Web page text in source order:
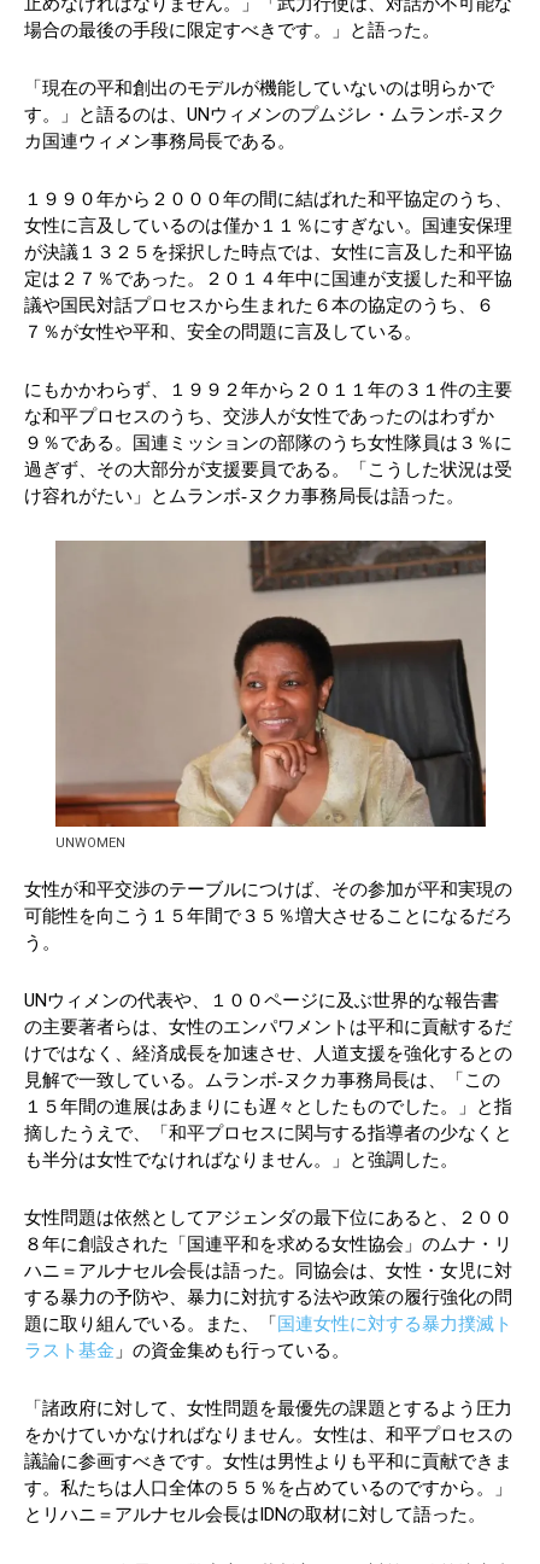
場合の最後の手段に限定すべきです。」と語った。
「現在の平和創出のモデルが機能していないのは明らかで
す。」と語るのは、UNウィメンのプムジレ・ムランボ‐ヌク
カ国連ウィメン事務局長である。
１９９０年から２０００年の間に結ばれた和平協定のうち、
女性に言及しているのは僅か１１％にすぎない。国連安保理
が決議１３２５を採択した時点では、女性に言及した和平協
定は２７％であった。２０１４年中に国連が支援した和平協
議や国民対話プロセスから生まれた６本の協定のうち、６
７％が女性や平和、安全の問題に言及している。
にもかかわらず、１９９２年から２０１１年の３１件の主要
な和平プロセスのうち、交渉人が女性であったのはわずか
９％である。国連ミッションの部隊のうち女性隊員は３％に
過ぎず、その大部分が支援要員である。「こうした状況は受
け容れがたい」とムランボ‐ヌクカ事務局長は語った。
UNWOMEN
女性が和平交渉のテーブルにつけば、その参加が平和実現の
可能性を向こう１５年間で３５％増大させることになるだろ
う。
UNウィメンの代表や、１００ページに及ぶ世界的な報告書
の主要著者らは、女性のエンパワメントは平和に貢献するだ
けではなく、経済成長を加速させ、人道支援を強化するとの
見解で一致している。ムランボ‐ヌクカ事務局長は、「この
１５年間の進展はあまりにも遅々としたものでした。」と指
摘したうえで、「和平プロセスに関与する指導者の少なくと
も半分は女性でなければなりません。」と強調した。
女性問題は依然としてアジェンダの最下位にあると、２００
８年に創設された「国連平和を求める女性協会」のムナ・リ
ハニ＝アルナセル会長は語った。同協会は、女性・女児に対
する暴力の予防や、暴力に対抗する法や政策の履行強化の問
題に取り組んでいる。また、「国連女性に対する暴力撲滅ト
ラスト基金 」の資金集めも行っている。
「諸政府に対して、女性問題を最優先の課題とするよう圧力
をかけていかなければなりません。女性は、和平プロセスの
議論に参画すべきです。女性は男性よりも平和に貢献できま
す。私たちは人口全体の５５％を占めているのですから。」
とリハニ＝アルナセル会長はIDNの取材に対して語った。